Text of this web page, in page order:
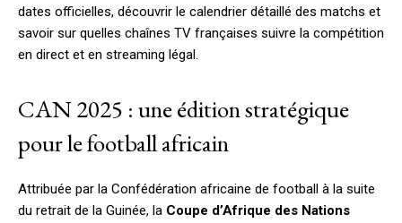
dates officielles, découvrir le calendrier détaillé des matchs et
savoir sur quelles chaînes TV françaises suivre la compétition
en direct et en streaming légal.
CAN 2025 : une édition stratégique
pour le football africain
Attribuée par la Confédération africaine de football à la suite
du retrait de la Guinée, la Coupe d’Afrique des Nations